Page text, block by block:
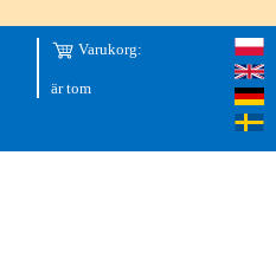
Varukorg:
är tom